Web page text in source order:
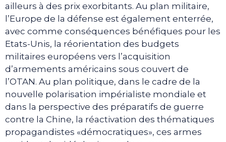
ailleurs à des prix exorbitants. Au plan militaire,
l’Europe de la défense est également enterrée,
avec comme conséquences bénéfiques pour les
Etats-Unis, la réorientation des budgets
militaires européens vers l’acquisition
d’armements américains sous couvert de
l’OTAN. Au plan politique, dans le cadre de la
nouvelle polarisation impérialiste mondiale et
dans la perspective des préparatifs de guerre
contre la Chine, la réactivation des thématiques
propagandistes «démocratiques», ces armes